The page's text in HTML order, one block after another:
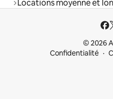
Locations moyenne et
© 2026
Confidentialité